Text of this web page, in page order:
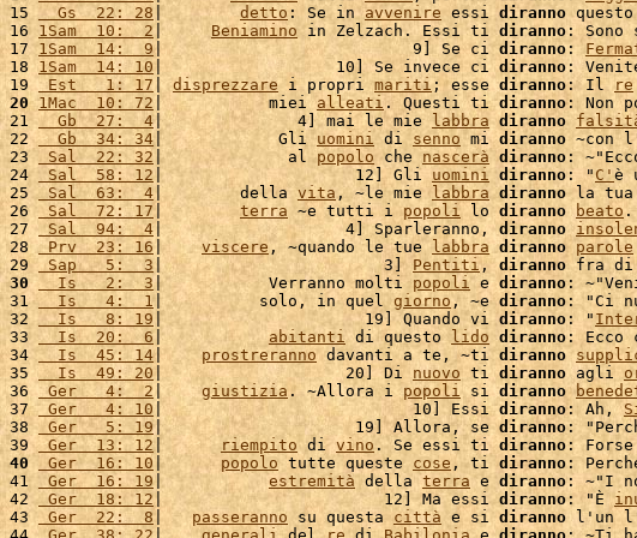
15
  Gs  22: 28
| detto : Se in avvenire essi diranno
16 1Sam  10:  2 | Beniamino in Zelzach. Essi ti diranno : Sono
17 1Sam  14:  9|                          9] Se ci diranno :
18 1Sam  14: 10 |                  10] Se invece ci diranno :
19 Est   1: 17 disprezzare i propri mariti ; esse diranno: Il re
20 1Mac  10: 72 |           miei alleati . Questi ti diranno: Non
21
  Gb  27:  4
|              4] mai le mie labbra diranno
22
  Gb  34: 34
|            Gli uomini di senno mi diranno ~con
23
Sal  22: 32 |             al popolo che nascerà diranno :
24
Sal  58: 12|                    12] Gli uomini diranno : "C'è
25 Sal  63:  4|        della vita, ~le mie labbra diranno la
26 Sal  72: 17 | terra ~e tutti i popoli lo diranno beato .
27 Sal  94:  4 |                   4] Sparleranno, diranno
28 Prv  23: 16 | viscere , ~quando le tue labbra diranno parole
29
Sap   5:  3 |                       3] Pentiti, diranno fra di
30
  Is   2:  3
|           Verranno molti popoli e diranno:
31
  Is   4:  1
|          solo, in quel giorno, ~e diranno : "Ci
32
  Is   8: 19
|                     19] Quando vi diranno : "
33
  Is  20:  6
| abitanti di questo lido diranno : Ecco
34
  Is  45: 14
| prostreranno davanti a te, ~ti diranno
35
  Is  49: 20
|                   20] Di nuovo ti diranno agli
36 Ger   4:  2 | giustizia . ~Allora i popoli si diranno
37 Ger   4: 10 |                          10] Essi diranno: Ah,
38
Ger   5: 19|                    19] Allora, se diranno:
39 Ger  13: 12 | riempito di vino . Se essi ti diranno :
40
Ger  16: 10 | popolo tutte queste cose , ti diranno :
41 Ger  16: 19| estremità della terra e diranno : ~"I
42 Ger  18: 12 |                       12] Ma essi diranno: "È
43 Ger  22:  8 | passeranno su questa città e si diranno l'un